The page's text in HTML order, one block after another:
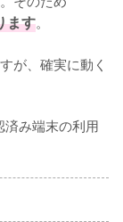
ます。
が、確実に動く
み端末の利用